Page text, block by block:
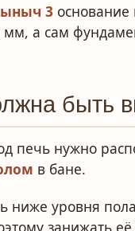
3
мм, а сам
быть
печь нужно
в бане.
ниже уровня
занижать